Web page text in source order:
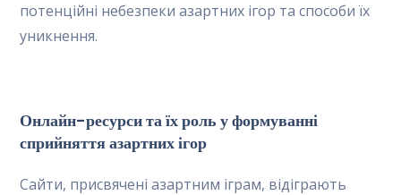
потенційні небезпеки азартних ігор та способи їх
уникнення.
Онлайн-ресурси та їх роль у формуванні
сприйняття азартних ігор
Сайти, присвячені азартним іграм, відіграють